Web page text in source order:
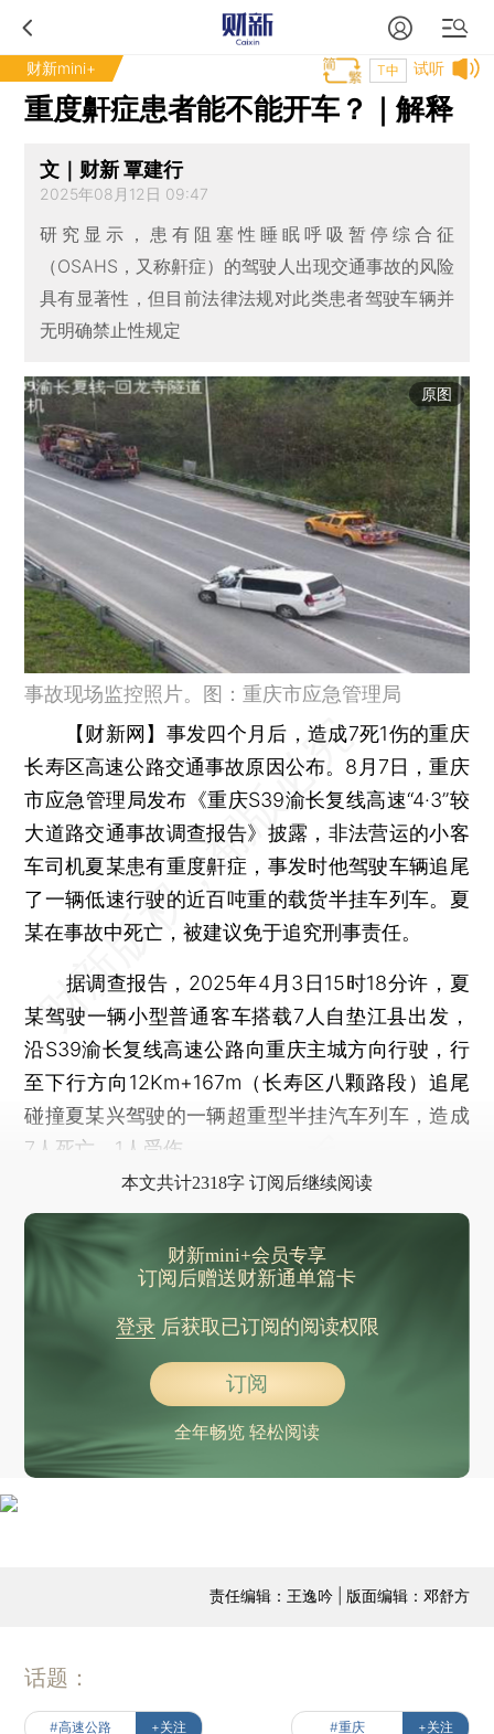
财新mini+ 试听
T中
重度鼾症患者能不能开车？｜解释
文｜财新 覃建行
2025年08月12日 09:47
研究显示，患有阻塞性睡眠呼吸暂停综合征
（OSAHS，又称鼾症）的驾驶人出现交通事故的风险
具有显著性，但目前法律法规对此类患者驾驶车辆并
无明确禁止性规定
原图
事故现场监控照片。图：重庆市应急管理局
【财新网】 事发四个月后，造成7死1伤的重庆
长寿区高速公路交通事故原因公布。8月7日，重庆
市应急管理局发布《重庆S39渝长复线高速“4·3”较
大道路交通事故调查报告》披露，非法营运的小客
车司机夏某患有重度鼾症，事发时他驾驶车辆追尾
了一辆低速行驶的近百吨重的载货半挂车列车。夏
某在事故中死亡，被建议免于追究刑事责任。
据调查报告，2025年4月3日15时18分许，夏
某驾驶一辆小型普通客车搭载7人自垫江县出发，
沿S39渝长复线高速公路向重庆主城方向行驶，行
至下行方向12Km+167m（长寿区八颗路段）追尾
碰撞夏某兴驾驶的一辆超重型半挂汽车列车，造成
7人死亡，1人受伤。
本文共计2318字 订阅后继续阅读
财新mini+会员专享
订阅后赠送财新通单篇卡
登录后获取已订阅的阅读权限
订阅
全年畅览 轻松阅读
责任编辑：王逸吟 | 版面编辑：邓舒方
话题：
#高速公路 +关注 #重庆 +关注